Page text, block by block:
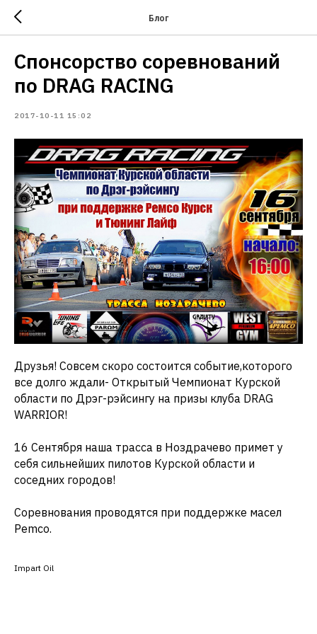
Блог
Спонсорство соревнований
по DRAG RACING
2017-10-11 15:02
Друзья! Совсем скоро состоится событие,которого
все долго ждали- Открытый Чемпионат Курской
области по Дрэг-рэйсингу на призы клуба DRAG
WARRIOR!
16 Сентября наша трасса в Ноздрачево примет у
себя сильнейших пилотов Курской области и
соседних городов!
Соревнования проводятся при поддержке масел
Pemco.
Impart Oil